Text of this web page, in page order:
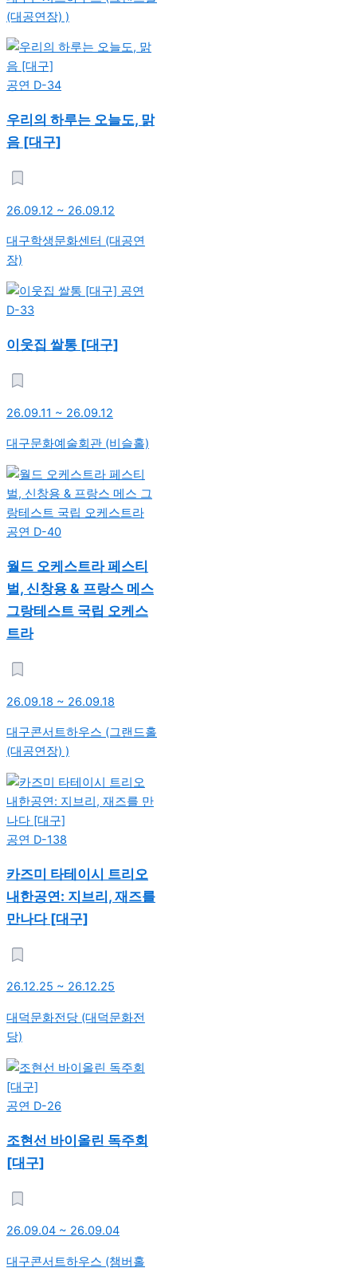
(대공연장) )
공연 D-34
우리의 하루는 오늘도, 맑
음 [대구]
26.09.12 ~ 26.09.12
대구학생문화센터 (대공연
장)
공연
D-33
이웃집 쌀통 [대구]
26.09.11 ~ 26.09.12
대구문화예술회관 (비슬홀)
공연 D-40
월드 오케스트라 페스티
벌, 신창용 & 프랑스 메스
그랑테스트 국립 오케스
트라
26.09.18 ~ 26.09.18
대구콘서트하우스 (그랜드홀
(대공연장) )
공연 D-138
카즈미 타테이시 트리오
내한공연: 지브리, 재즈를
만나다 [대구]
26.12.25 ~ 26.12.25
대덕문화전당 (대덕문화전
당)
공연 D-26
조현선 바이올린 독주회
[대구]
26.09.04 ~ 26.09.04
대구콘서트하우스 (챔버홀